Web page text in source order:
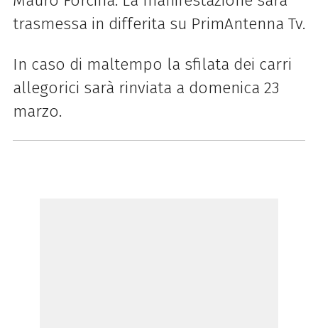
trasmessa in differita su PrimAntenna Tv.
In caso di maltempo la sfilata dei carri
allegorici sarà rinviata a domenica 23
marzo.